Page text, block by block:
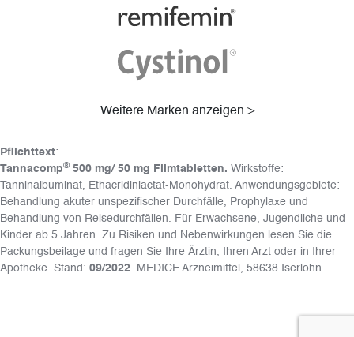
Weitere Marken anzeigen >
Pflichttext:
Tannacomp® 500 mg/ 50 mg Filmtabletten. Wirkstoffe:
Tanninalbuminat, Ethacridinlactat-Monohydrat. Anwendungsgebiete:
Behandlung akuter unspezifischer Durchfälle, Prophylaxe und
Behandlung von Reisedurchfällen. Für Erwachsene, Jugendliche und
Kinder ab 5 Jahren. Zu Risiken und Nebenwirkungen lesen Sie die
Packungsbeilage und fragen Sie Ihre Ärztin, Ihren Arzt oder in Ihrer
Apotheke. Stand: 09/2022. MEDICE Arzneimittel, 58638 Iserlohn.